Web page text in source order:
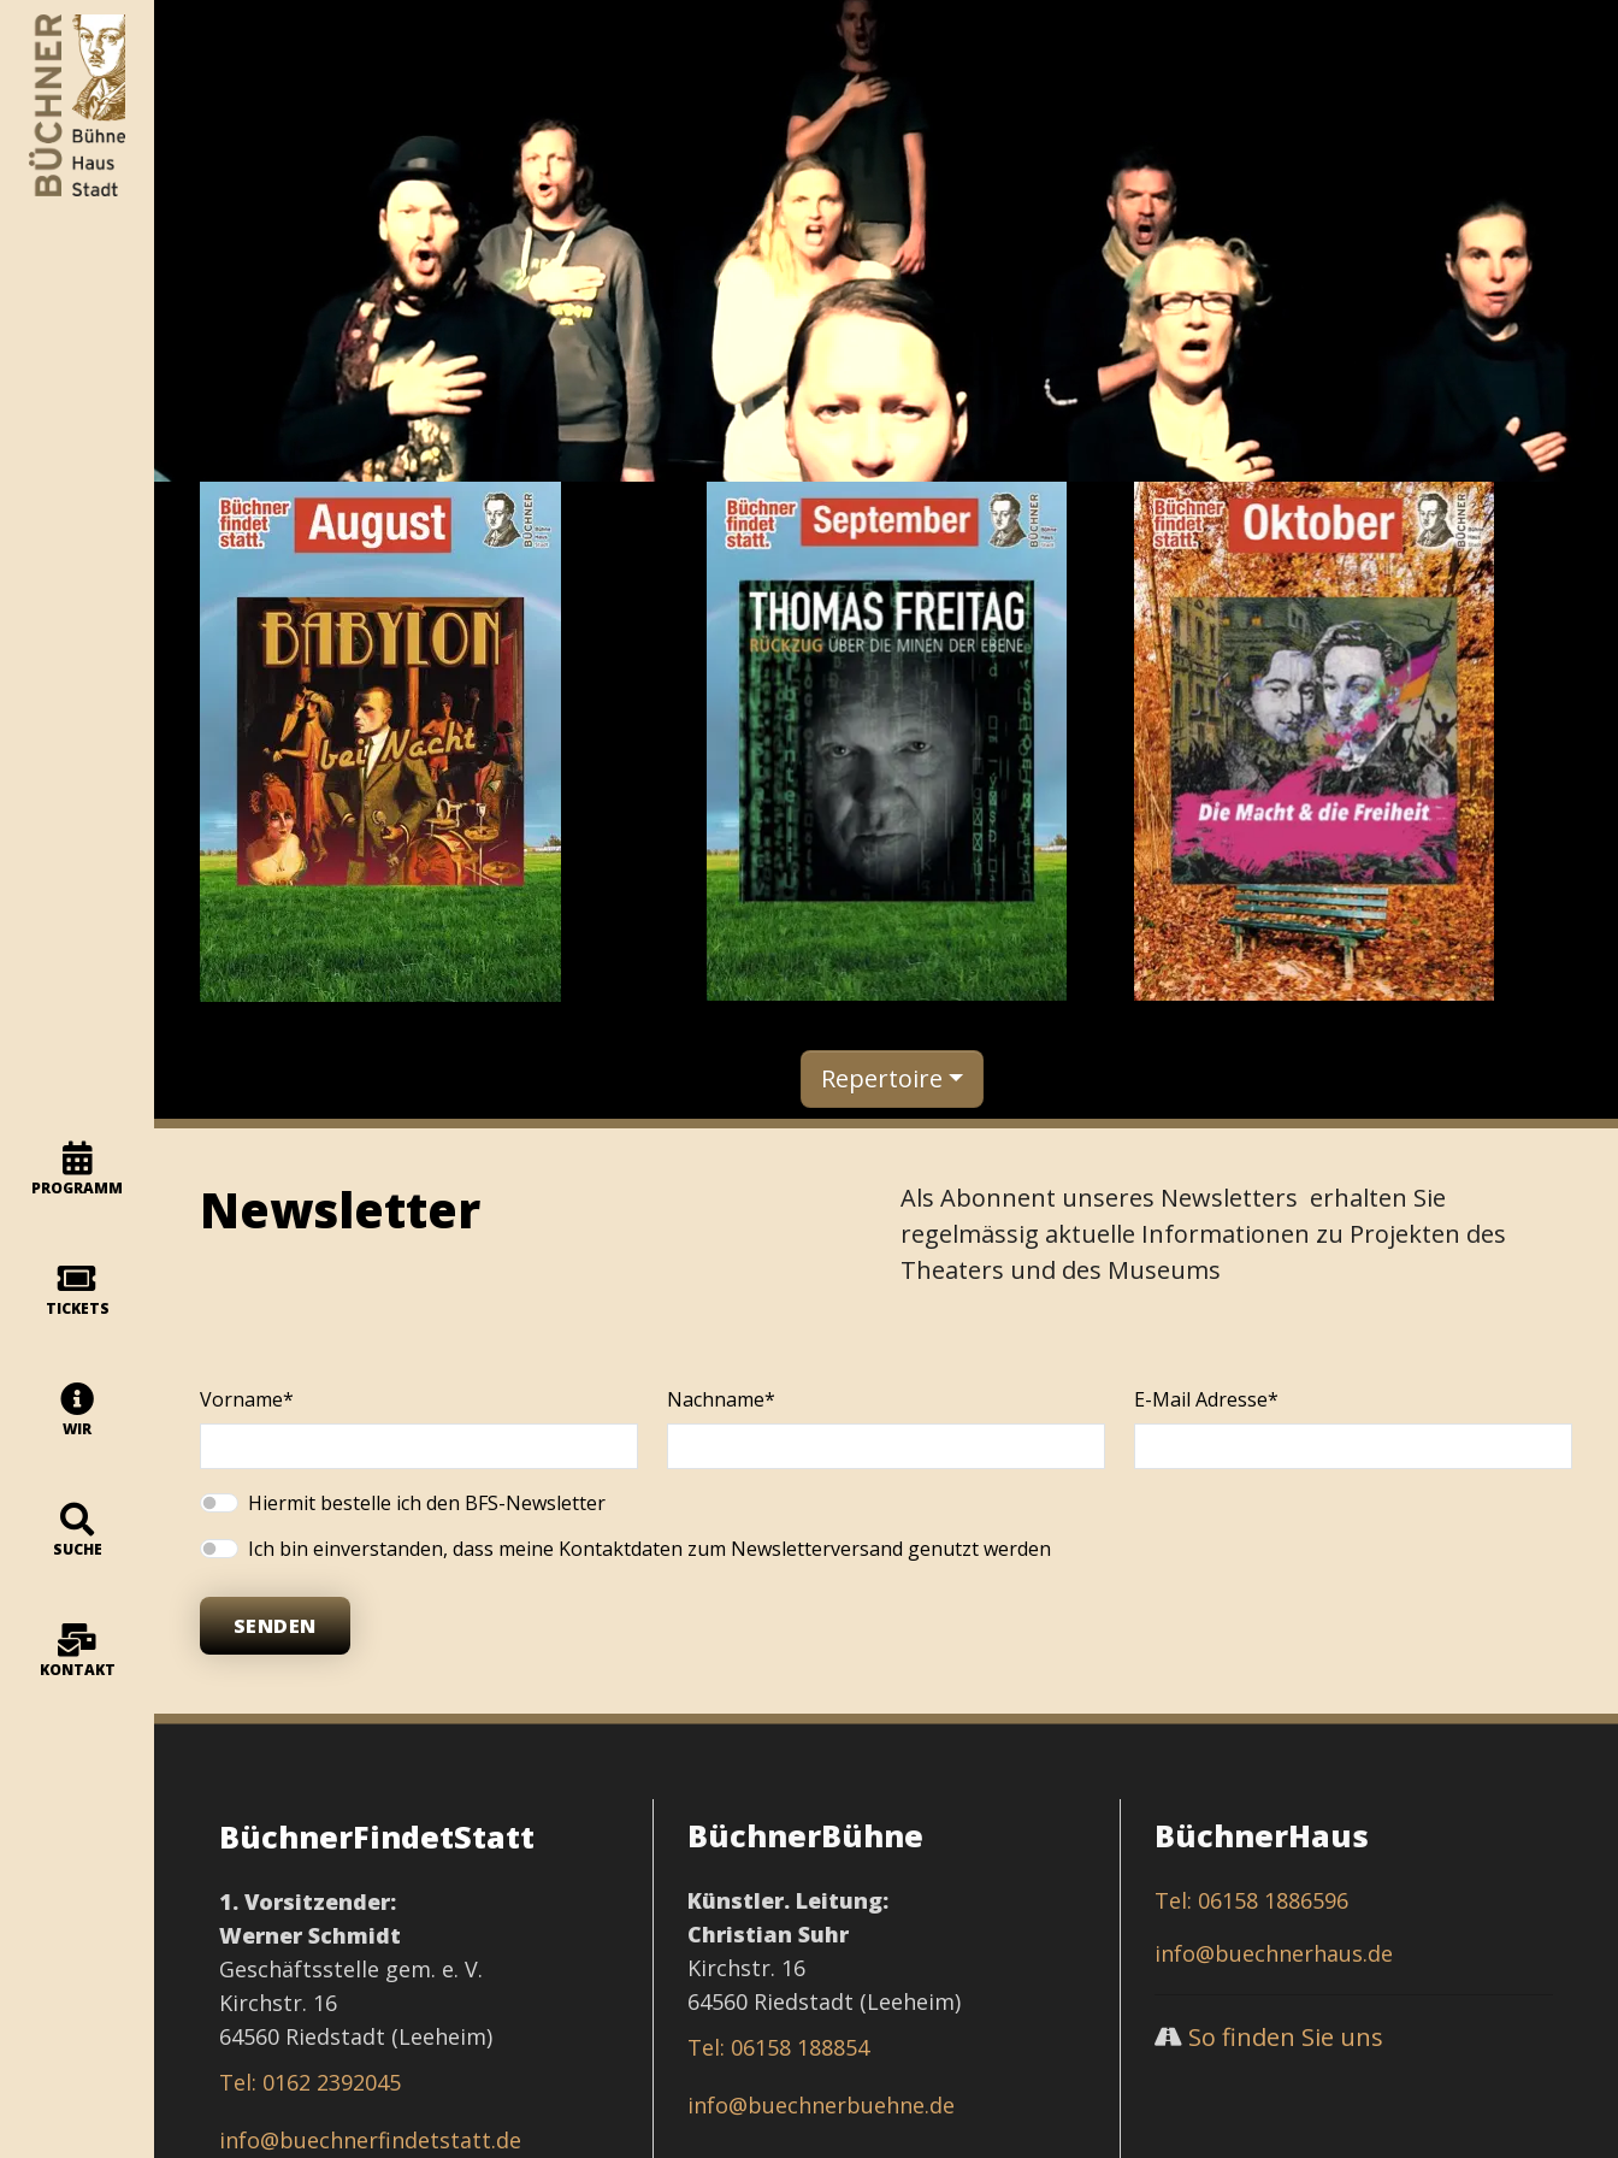
PROGRAMM
TICKETS
WIR
SUCHE
KONTAKT
Repertoire
Newsletter
Als Abonnent unseres Newsletters erhalten Sie
regelmässig aktuelle Informationen zu Projekten des
Theaters und des Museums
Vorname* Nachname* E-Mail Adresse*
Hiermit bestelle ich den BFS-Newsletter
Ich bin einverstanden, dass meine Kontaktdaten zum Newsletterversand genutzt werden
SENDEN
BüchnerFindetStatt
1. Vorsitzender:
Werner Schmidt
Geschäftsstelle gem. e. V.
Kirchstr. 16
64560 Riedstadt (Leeheim)
Tel: 0162 2392045
info@buechnerfindetstatt.de
BüchnerBühne
Künstler. Leitung:
Christian Suhr
Kirchstr. 16
64560 Riedstadt (Leeheim)
Tel: 06158 188854
info@buechnerbuehne.de
BüchnerHaus
Tel: 06158 1886596
info@buechnerhaus.de
So finden Sie uns